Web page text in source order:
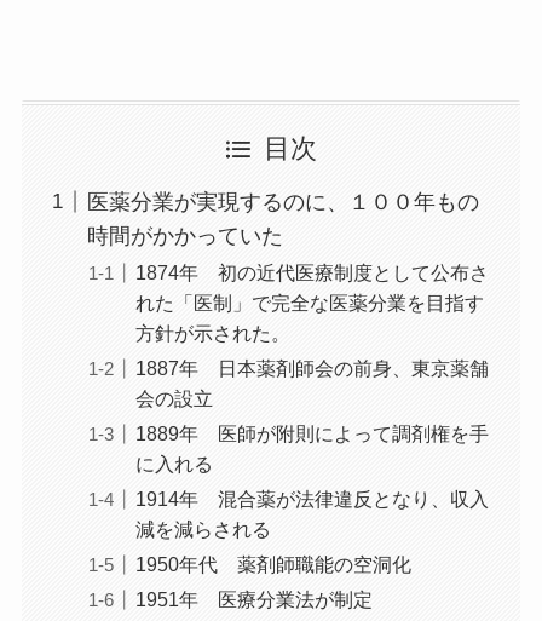
目次
医薬分業が実現するのに、１００年もの
時間がかかっていた
1874年 初の近代医療制度として公布さ
れた「医制」で完全な医薬分業を目指す
方針が示された。
1887年 日本薬剤師会の前身、東京薬舗
会の設立
1889年 医師が附則によって調剤権を手
に入れる
1914年 混合薬が法律違反となり、収入
減を減らされる
1950年代 薬剤師職能の空洞化
1951年 医療分業法が制定